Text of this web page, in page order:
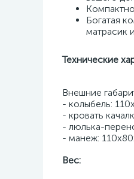
Богатая
матрасик
Технические
Внешние
- колыбель:
- кровать
- люлька-
- манеж:
Вес: